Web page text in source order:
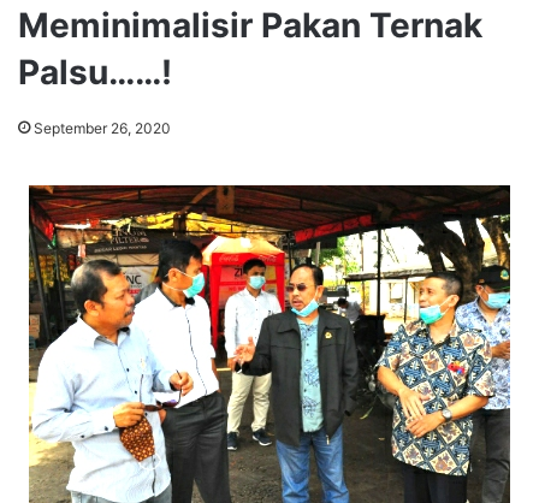
Meminimalisir Pakan Ternak
Palsu……!
September 26, 2020